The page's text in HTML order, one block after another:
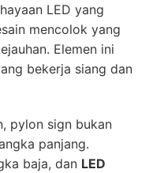
LED yang
mencolok yang
Elemen ini
bekerja siang dan
pylon sign bukan
panjang.
baja, dan LED